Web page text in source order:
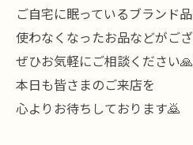
ご自宅に眠っているブランド
使わなくなったお品などがご
ぜひお気軽にご相談ください
本日も皆さまのご来店を
心よりお待ちしております🙇